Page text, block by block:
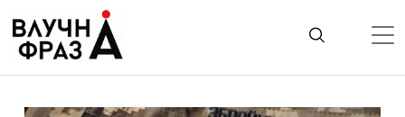
содержимому